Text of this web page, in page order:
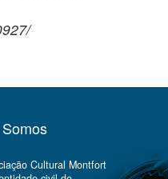
Cultural Montfort